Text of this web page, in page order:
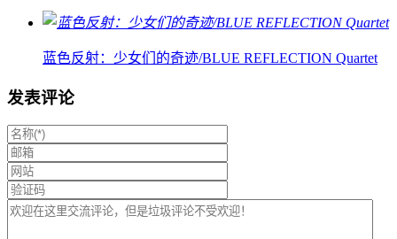
蓝色反射：少女们的奇迹/BLUE REFLECTION Quartet
发表评论